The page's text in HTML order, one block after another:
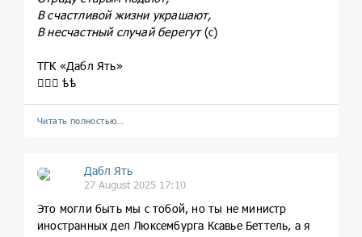
В счастливой жизни украшают,
В несчастный случай берегут(с)
ТГК «Дабл Ять»
💁🏼‍♀️ ѣѣ
Читать полностью…
Дабл Ять
27 August 2025 17:10
Это могли быть мы с тобой, но ты не министр
иностранных дел Люксембурга Ксавье Беттель, а я